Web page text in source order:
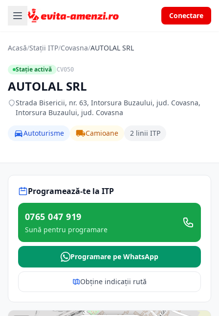
Conectare
Acasă/Stații ITP/Covasna/AUTOLAL SRL
Stație activă CV050
AUTOLAL SRL
Strada Bisericii, nr. 63, Intorsura Buzaului, jud. Covasna,
Intorsura Buzaului, jud. Covasna
Autoturisme Camioane 2 linii ITP
Programează-te la ITP
0765 047 919
Sună pentru programare
Programare pe WhatsApp
Obține indicații rută